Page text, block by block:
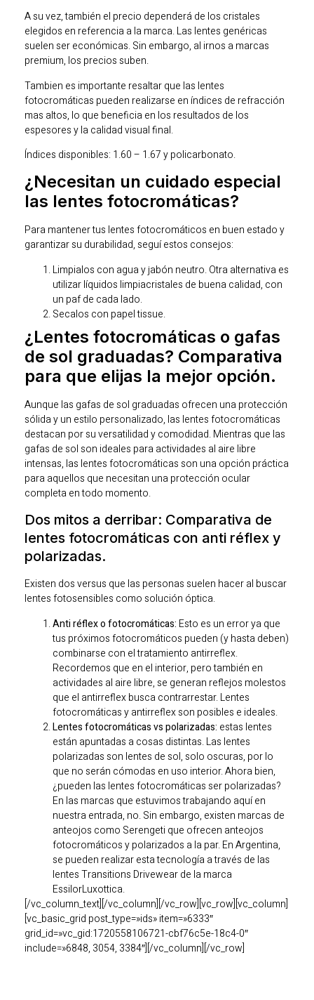
A su vez, también el precio dependerá de los cristales
elegidos en referencia a la marca. Las lentes genéricas
suelen ser económicas. Sin embargo, al irnos a marcas
premium, los precios suben.
Tambien es importante resaltar que las lentes
fotocromáticas pueden realizarse en índices de refracción
mas altos, lo que beneficia en los resultados de los
espesores y la calidad visual final.
Índices disponibles: 1.60 – 1.67 y policarbonato.
¿Necesitan un cuidado especial
las lentes fotocromáticas?
Para mantener tus lentes fotocromáticos en buen estado y
garantizar su durabilidad, seguí estos consejos:
Limpialos con agua y jabón neutro. Otra alternativa es
utilizar líquidos limpiacristales de buena calidad, con
un paf de cada lado.
Secalos con papel tissue.
¿Lentes fotocromáticas o gafas
de sol graduadas? Comparativa
para que elijas la mejor opción.
Aunque las gafas de sol graduadas ofrecen una protección
sólida y un estilo personalizado, las lentes fotocromáticas
destacan por su versatilidad y comodidad. Mientras que las
gafas de sol son ideales para actividades al aire libre
intensas, las lentes fotocromáticas son una opción práctica
para aquellos que necesitan una protección ocular
completa en todo momento.
Dos mitos a derribar: Comparativa de
lentes fotocromáticas con anti réflex y
polarizadas.
Existen dos versus que las personas suelen hacer al buscar
lentes fotosensibles como solución óptica.
Anti réflex o fotocromáticas: Esto es un error ya que
tus próximos fotocromáticos pueden (y hasta deben)
combinarse con el tratamiento antirreflex.
Recordemos que en el interior, pero también en
actividades al aire libre, se generan reflejos molestos
que el antirreflex busca contrarrestar. Lentes
fotocromáticas y antirreflex son posibles e ideales.
Lentes fotocromáticas vs polarizadas: estas lentes
están apuntadas a cosas distintas. Las lentes
polarizadas son lentes de sol, solo oscuras, por lo
que no serán cómodas en uso interior. Ahora bien,
¿pueden las lentes fotocromáticas ser polarizadas?
En las marcas que estuvimos trabajando aquí en
nuestra entrada, no. Sin embargo, existen marcas de
anteojos como Serengeti que ofrecen anteojos
fotocromáticos y polarizados a la par. En Argentina,
se pueden realizar esta tecnología a través de las
lentes Transitions Drivewear de la marca
EssilorLuxottica.
[/vc_column_text][/vc_column][/vc_row][vc_row][vc_column]
[vc_basic_grid post_type=»ids» item=»6333″
grid_id=»vc_gid:1720558106721-cbf76c5e-18c4-0″
include=»6848, 3054, 3384″][/vc_column][/vc_row]